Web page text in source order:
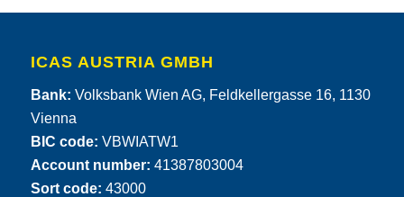
ICAS AUSTRIA GMBH
Bank: Volksbank Wien AG, Feldkellergasse 16, 1130
Vienna
BIC code: VBWIATW1
Account number: 41387803004
Sort code: 43000